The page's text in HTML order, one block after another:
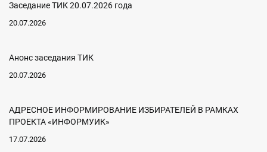
Заседание ТИК 20.07.2026 года
20.07.2026
Анонс заседания ТИК
20.07.2026
АДРЕСНОЕ ИНФОРМИРОВАНИЕ ИЗБИРАТЕЛЕЙ В РАМКАХ
ПРОЕКТА «ИНФОРМУИК»
17.07.2026